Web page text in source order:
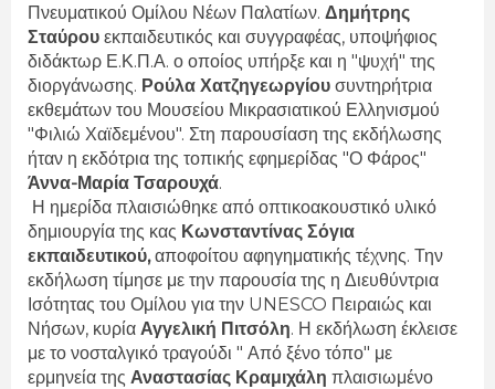
Πνευματικού Ομίλου Νέων Παλατίων. Δημήτρης
Σταύρου εκπαιδευτικός και συγγραφέας, υποψήφιος
διδάκτωρ Ε.Κ.Π.Α. ο οποίος υπήρξε και η "ψυχή" της
διοργάνωσης. Ρούλα Χατζηγεωργίου συντηρήτρια
εκθεμάτων του Μουσείου Μικρασιατικού Ελληνισμού
"Φιλιώ Χαϊδεμένου". Στη παρουσίαση της εκδήλωσης
ήταν η εκδότρια της τοπικής εφημερίδας "Ο Φάρος"
Άννα-Μαρία Τσαρουχά.
Η ημερίδα πλαισιώθηκε από οπτικοακουστικό υλικό
δημιουργία της κας Κωνσταντίνας Σόγια
εκπαιδευτικού,αποφοίτου αφηγηματικής τέχνης. Την
εκδήλωση τίμησε με την παρουσία της η Διευθύντρια
Ισότητας του Ομίλου για την UNESCO Πειραιώς και
Νήσων, κυρία Αγγελική Πιτσόλη. Η εκδήλωση έκλεισε
με το νοσταλγικό τραγούδι " Από ξένο τόπο" με
ερμηνεία της Αναστασίας Κραμιχάλη πλαισιωμένο